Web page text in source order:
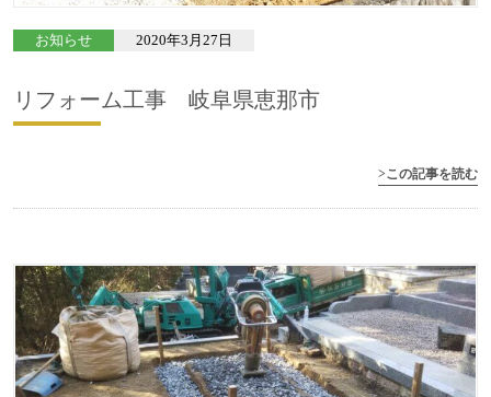
お知らせ 2020年3月27日
リフォーム工事 岐阜県恵那市
>この記事を読む